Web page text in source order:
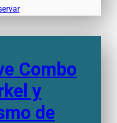
Combo
y
de